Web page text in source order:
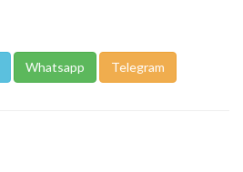
Whatsapp Telegram